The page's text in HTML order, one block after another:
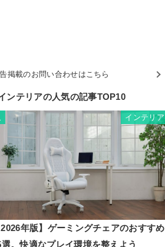
掲載のお問い合わせはこちら
ンテリアの人気の記事TOP10
インテリア
年版】ゲーミングチェアのおすすめ
。快適なプレイ環境を整えよう